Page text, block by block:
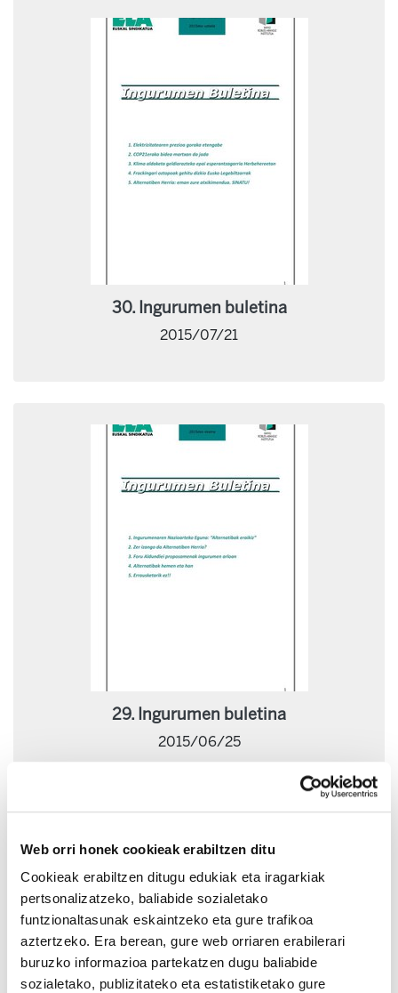
Web orri honek cookieak erabiltzen ditu
Cookieak erabiltzen ditugu edukiak eta iragarkiak
pertsonalizatzeko, baliabide sozialetako
funtzionaltasunak eskaintzeko eta gure trafikoa
aztertzeko. Era berean, gure web orriaren erabilerari
buruzko informazioa partekatzen dugu baliabide
sozialetako, publizitateko eta estatistiketako gure
30. Ingurumen buletina
2015/07/21
29. Ingurumen buletina
2015/06/25